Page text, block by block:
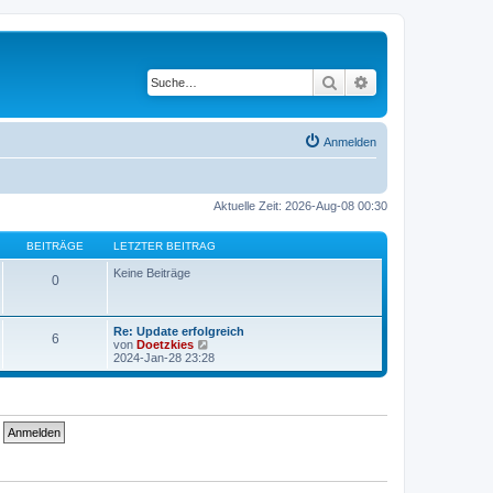
Suche
Anmelden
Aktuelle Zeit: 2026-Aug-08 00:30
BEITRÄGE LETZTER BEITRAG
0 Keine Beiträge
6
Re: Update erfolgreich
von Doetzkies
e
u
2024-Jan-28 23:28